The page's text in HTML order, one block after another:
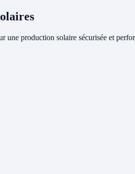
une production solaire sécurisée et